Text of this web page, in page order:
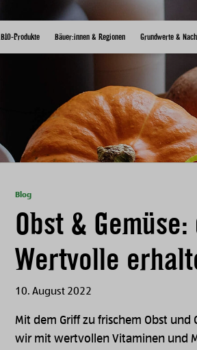
BIO-Produkte Bäuer:innen & Regionen Grundwerte &
Blog
Obst & Gemüse:
Wertvolle
10. August 2022
Mit dem Griff zu frischem Obst und
wir mit wertvollen Vitaminen und